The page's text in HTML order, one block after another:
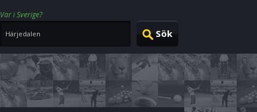
Var i Sverige?